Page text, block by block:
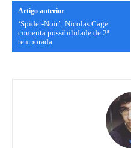
Artigo anterior
‘Spider-Noir’: Nicolas Cage
comenta possibilidade de 2ª
temporada